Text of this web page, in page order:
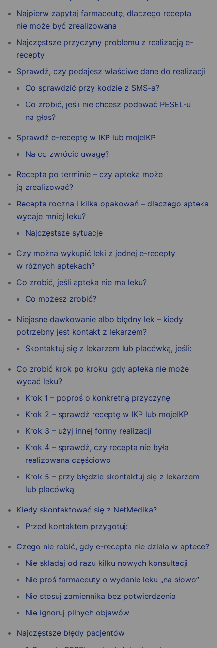
Najpierw zapytaj farmaceutę, dlaczego recepta
nie może być zrealizowana
Najczęstsze przyczyny problemu z realizacją e-
recepty
Sprawdź, czy podajesz właściwe dane do realizacji
Co sprawdzić przy kodzie z SMS-a?
Co zrobić, jeśli nie chcesz podawać PESEL-u
na głos?
Sprawdź e-receptę w IKP lub mojeIKP
Na co zwrócić uwagę?
Recepta po terminie – czy apteka może
ją zrealizować?
Recepta roczna i kilka opakowań – dlaczego apteka
wydaje mniej leku?
Najczęstsze sytuacje
Czy można wykupić leki z jednej e-recepty
w różnych aptekach?
Co zrobić, jeśli apteka nie ma leku?
Co możesz zrobić?
Niejasne dawkowanie albo błędny lek – kiedy
potrzebny jest kontakt z lekarzem?
Skontaktuj się z lekarzem lub placówką, jeśli:
Co zrobić krok po kroku, gdy apteka nie może
wydać leku?
Krok 1 – poproś o konkretną przyczynę
Krok 2 – sprawdź receptę w IKP lub mojeIKP
Krok 3 – użyj innej formy realizacji
Krok 4 – sprawdź, czy recepta nie była
realizowana częściowo
Krok 5 – przy błędzie skontaktuj się z lekarzem
lub placówką
Kiedy skontaktować się z NetMedika?
Przed kontaktem przygotuj:
Czego nie robić, gdy e-recepta nie działa w aptece?
Nie składaj od razu kilku nowych konsultacji
Nie proś farmaceuty o wydanie leku „na słowo”
Nie stosuj zamiennika bez potwierdzenia
Nie ignoruj pilnych objawów
Najczęstsze błędy pacjentów